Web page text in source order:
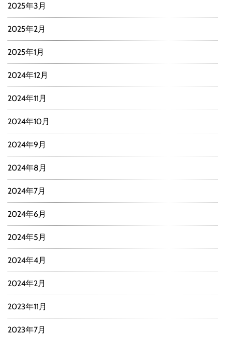
2025年3月
2025年2月
2025年1月
2024年12月
2024年11月
2024年10月
2024年9月
2024年8月
2024年7月
2024年6月
2024年5月
2024年4月
2024年2月
2023年11月
2023年7月